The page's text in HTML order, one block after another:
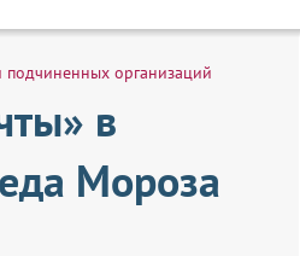
подчиненных организаций
в
Мороза